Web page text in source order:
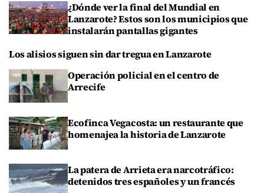
¿Dónde ver la final del Mundial en
Lanzarote? Estos son los municipios que
instalarán pantallas gigantes
Los alisios siguen sin dar tregua en Lanzarote
Operación policial en el centro de
Arrecife
Ecofinca Vegacosta: un restaurante que
homenajea la historia de Lanzarote
La patera de Arrieta era narcotráfico:
detenidos tres españoles y un francés